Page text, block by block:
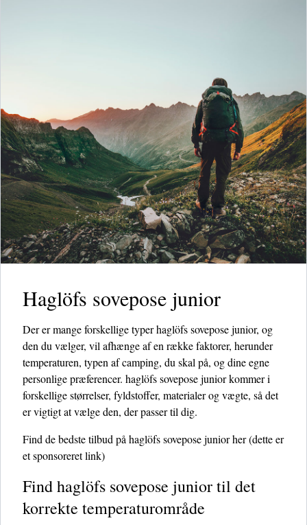
Haglöfs sovepose junior
Der er mange forskellige typer haglöfs sovepose junior, og
den du vælger, vil afhænge af en række faktorer, herunder
temperaturen, typen af ​​camping, du skal på, og dine egne
personlige præferencer. haglöfs sovepose junior kommer i
forskellige størrelser, fyldstoffer, materialer og vægte, så det
er vigtigt at vælge den, der passer til dig.
Find de bedste tilbud på haglöfs sovepose junior her(dette er
et sponsoreret link)
Find haglöfs sovepose junior til det
korrekte temperaturområde